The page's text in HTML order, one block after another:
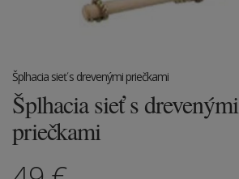
Šplhacia sieť s drevenými priečkami
Šplhacia sieť s drevenými
priečkami